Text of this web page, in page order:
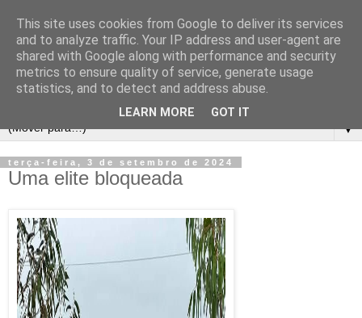
▼
terça-feira, 3 de setembro de 2024
Uma elite bloqueada
This site uses cookies from Google to deliver its services
and to analyze traffic. Your IP address and user-agent are
shared with Google along with performance and security
metrics to ensure quality of service, generate usage
statistics, and to detect and address abuse.
LEARN MORE GOT IT